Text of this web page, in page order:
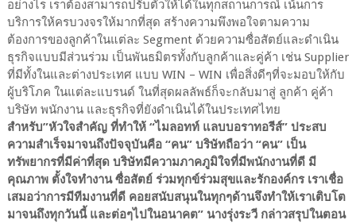
อย่างไร เราต้องสามารถปรับตัวให้ได้ในทุกสถานการณ์ เน้นการ
บริการให้ครบวงจรให้มากที่สุด สร้างความพึงพอใจตามความ
ต้องการของลูกค้าในแต่ละ Segment ด้วยความซื่อสัตย์และดำเนิน
ธุรกิจแบบมีส่วนร่วม เป็นพันธมิตรทั้งกับลูกค้าและคู่ค้า เช่น Supplier
ที่มีทั้งในและต่างประเทศ แบบ WIN – WIN เพื่อสิ่งดีๆที่จะมอบให้กับ
ผู้บริโภค ในแต่ละแบรนด์ ในที่สุดผลลัพธ์ก็จะกลับมาสู่ ลูกค้า คู่ค้า
บริษัท พนักงาน และธุรกิจที่ยังดำเนินได้ในประเทศไทย
สำหรับ”หัวใจสำคัญ ที่ทำให้ “ไมลอทท์ แลบบอราทอรีส์” ประสบ
ความสำเร็จมาจนถึงปัจจุบันคือ “คน” บริษัทถือว่า “คน” เป็น
ทรัพยากรที่มีค่าที่สุด บริษัทมีความภาคภูมิใจที่มีพนักงานที่ดี มี
คุณภาพ ตั้งใจทำงาน ซื่อสัตย์ ร่วมทุกข์ร่วมสุขและรักองค์กร เราเชื่อ
เสมอว่าการมีทีมงานที่ดี คอยสนับสนุนในทุกๆด้านจึงทำให้เราเติบโต
มาจนถึงทุกวันนี้ และต่อๆไปในอนาคต” นางรุ่งระวี กล่าวสรุปในตอน